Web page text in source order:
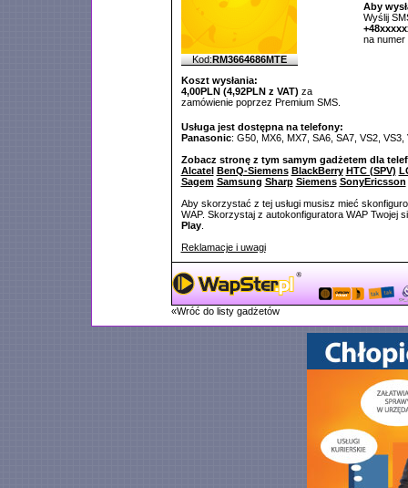
Kod:RM3664686MTE
Koszt wysłania:
4,00PLN (4,92PLN z VAT) za
zamówienie poprzez Premium SMS.
Aby
Wyślij
na numer
Usługa jest dostępna na telefony:
Panasonic: G50, MX6, MX7, SA6, SA7, VS2, VS3,
Zobacz stronę z tym samym gadżetem dla
Alcatel BenQ-Siemens BlackBerry HTC (SPV)
Sagem Samsung Sharp Siemens SonyEricsson
Aby skorzystać z tej usługi musisz mieć
WAP. Skorzystaj z autokonfiguratora WAP Twojej
Play.
Reklamacje i uwagi
«Wróć do listy gadżetów